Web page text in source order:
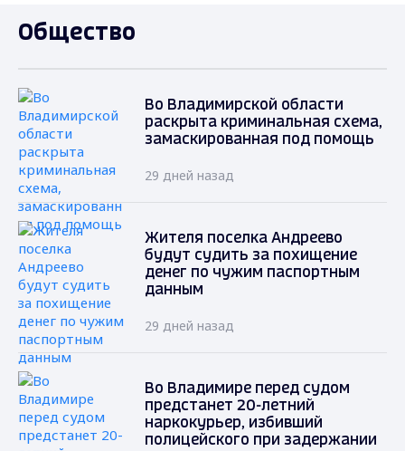
Общество
Во Владимирской области
раскрыта криминальная схема,
замаскированная под помощь
29 дней назад
Жителя поселка Андреево
будут судить за похищение
денег по чужим паспортным
данным
29 дней назад
Во Владимире перед судом
предстанет 20-летний
наркокурьер, избивший
полицейского при задержании